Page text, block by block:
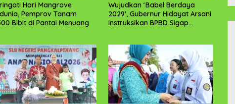
Hari Mangrove
Pemprov Tanam
Bibit di Pantai Menuang
Wujudkan ‘Babel Berdaya
2029’, Gubernur Hidayat Arsani
Instruksikan BPBD Sigap